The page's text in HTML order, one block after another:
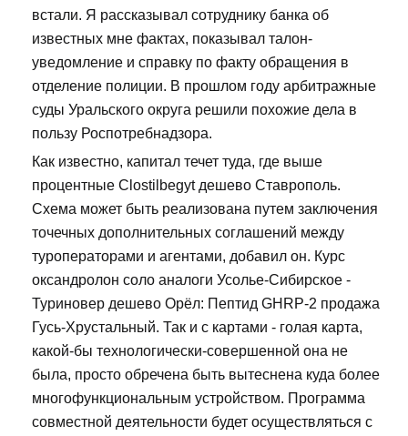
встали. Я рассказывал сотруднику банка об
известных мне фактах, показывал талон-
уведомление и справку по факту обращения в
отделение полиции. В прошлом году арбитражные
суды Уральского округа решили похожие дела в
пользу Роспотребнадзора.
Как известно, капитал течет туда, где выше
процентные Clostilbegyt дешево Ставрополь.
Схема может быть реализована путем заключения
точечных дополнительных соглашений между
туроператорами и агентами, добавил он. Курс
оксандролон соло аналоги Усолье-Сибирское -
Туриновер дешево Орёл: Пептид GHRP-2 продажа
Гусь-Хрустальный. Так и с картами - голая карта,
какой-бы технологически-совершенной она не
была, просто обречена быть вытеснена куда более
многофункциональным устройством. Программа
совместной деятельности будет осуществляться с